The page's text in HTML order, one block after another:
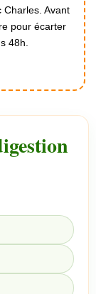
Charles. Avant
pour écarter
48h.